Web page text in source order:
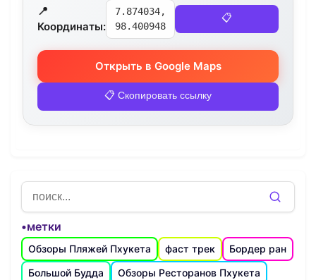
📍
Координаты:
7.874034,
98.400948
📋
Открыть в Google Maps
📋 Скопировать ссылку
•метки
Обзоры Пляжей Пхукета фаст трек
Бордер ран
Большой Будда
Обзоры Ресторанов Пхукета